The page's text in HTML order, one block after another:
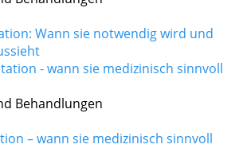
Wann sie notwendig wird und
Behandlungen
– wann sie medizinisch sinnvoll